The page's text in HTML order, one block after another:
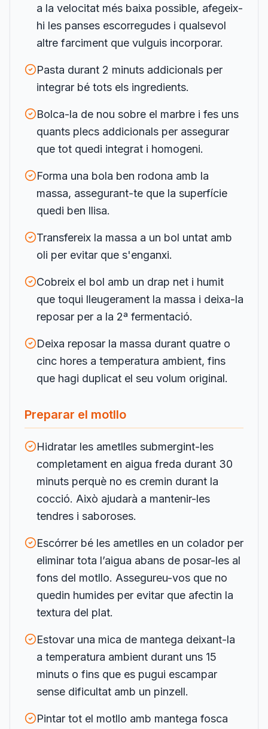
a la velocitat més baixa possible, afegeix-
hi les panses escorregudes i qualsevol
altre farciment que vulguis incorporar.
Pasta durant 2 minuts addicionals per
integrar bé tots els ingredients.
Bolca-la de nou sobre el marbre i fes uns
quants plecs addicionals per assegurar
que tot quedi integrat i homogeni.
Forma una bola ben rodona amb la
massa, assegurant-te que la superfície
quedi ben llisa.
Transfereix la massa a un bol untat amb
oli per evitar que s'enganxi.
Cobreix el bol amb un drap net i humit
que toqui lleugerament la massa i deixa-la
reposar per a la 2ª fermentació.
Deixa reposar la massa durant quatre o
cinc hores a temperatura ambient, fins
que hagi duplicat el seu volum original.
Preparar el motllo
Hidratar les ametlles submergint-les
completament en aigua freda durant 30
minuts perquè no es cremin durant la
cocció. Això ajudarà a mantenir-les
tendres i saboroses.
Escórrer bé les ametlles en un colador per
eliminar tota l’aigua abans de posar-les al
fons del motllo. Assegureu-vos que no
quedin humides per evitar que afectin la
textura del plat.
Estovar una mica de mantega deixant-la
a temperatura ambient durant uns 15
minuts o fins que es pugui escampar
sense dificultat amb un pinzell.
Pintar tot el motllo amb mantega fosca